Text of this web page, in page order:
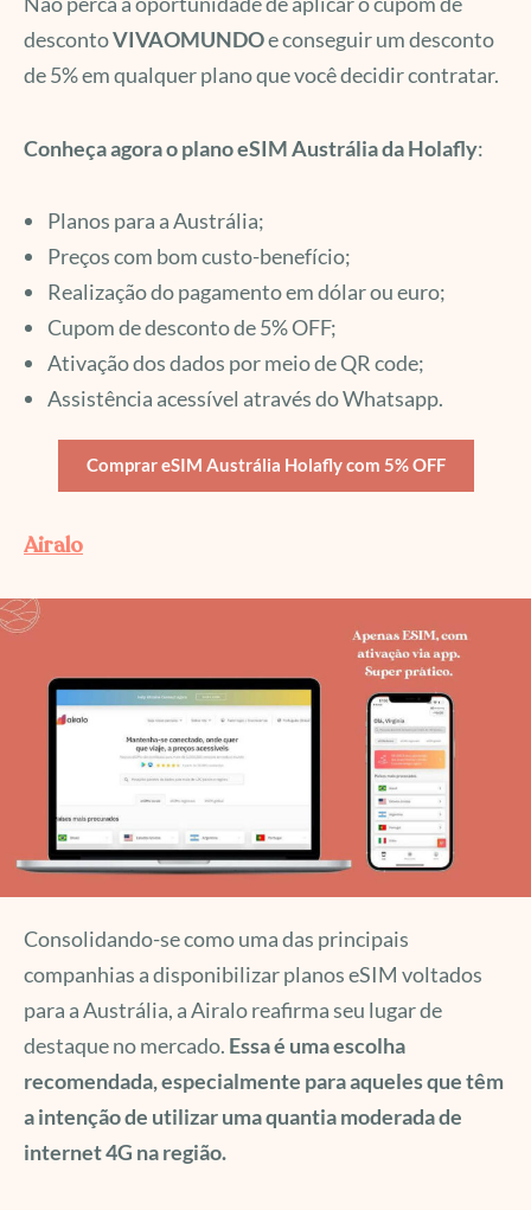
descontoVIVAOMUNDOe conseguir um desconto
de 5% em qualquer plano que você decidir contratar.
Conheça agora o plano eSIM Austráliada Holafly:
Planos para a Austrália;
Preços com bom custo-benefício;
Realização do pagamento em dólar ou euro;
Cupom de desconto de 5% OFF;
Ativação dos dados por meio de QR code;
Assistência acessível através do Whatsapp.
Comprar eSIM Austrália Holafly com 5% OFF
Airalo
Consolidando-se como uma das principais
companhias a disponibilizar planos eSIM voltados
para a Austrália, a Airalo reafirma seu lugar de
destaque no mercado. Essa é uma escolha
recomendada, especialmente para aqueles que têm
a intenção de utilizar uma quantia moderada de
internet 4G na região.